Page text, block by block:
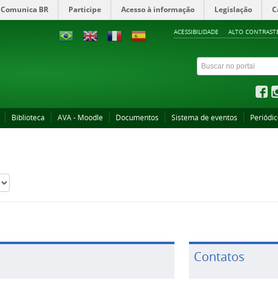
Comunica BR Participe Acesso à informação Legislação
ACESSIBILIDADE ALTO
Biblioteca AVA - Moodle Documentos Sistema de eventos
Contatos